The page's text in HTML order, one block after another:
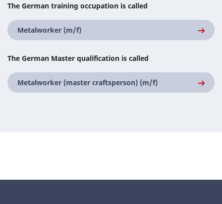
The German training occupation is called
Metalworker (m/f)
The German Master qualification is called
Metalworker (master craftsperson) (m/f)